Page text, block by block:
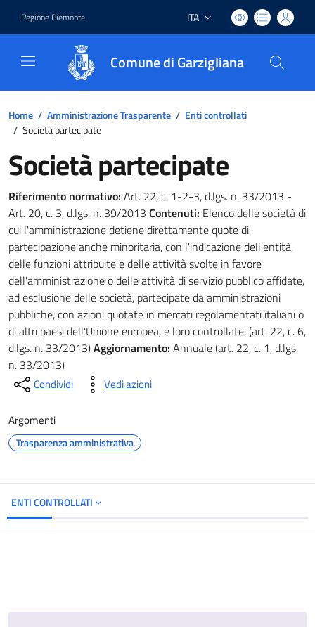
Regione Piemonte Lingua attiva:
ITA
Comune di Garzigliana
Home / Amministrazione Trasparente / Enti controllati
/ Società partecipate
Società partecipate
Riferimento normativo: Art. 22, c. 1-2-3, d.lgs. n. 33/2013 -
Art. 20, c. 3, d.lgs. n. 39/2013 Contenuti: Elenco delle società di
cui l'amministrazione detiene direttamente quote di
partecipazione anche minoritaria, con l'indicazione dell'entità,
delle funzioni attribuite e delle attività svolte in favore
dell'amministrazione o delle attività di servizio pubblico affidate,
ad esclusione delle società, partecipate da amministrazioni
pubbliche, con azioni quotate in mercati regolamentati italiani o
di altri paesi dell'Unione europea, e loro controllate. (art. 22, c. 6,
d.lgs. n. 33/2013)Aggiornamento: Annuale (art. 22, c. 1, d.lgs.
n. 33/2013)
Condividi Vedi azioni
Argomenti
Trasparenza amministrativa
ENTI CONTROLLATI